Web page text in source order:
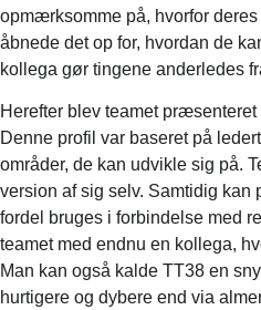
opmærksomme på, hvorfor
åbnede det op for, hvordan de
kollega gør tingene anderledes
Herefter blev teamet
Denne profil var baseret på
områder, de kan udvikle sig på.
version af sig selv. Samtidig kan
fordel bruges i forbindelse med
teamet med endnu en kollega,
Man kan også kalde TT38 en
hurtigere og dybere end via